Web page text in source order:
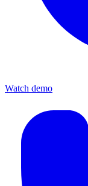
Watch demo